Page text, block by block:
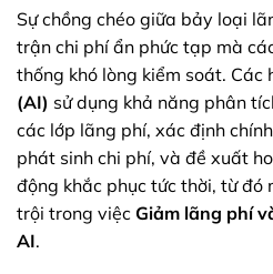
Sự chồng chéo giữa bảy loại
trận chi phí ẩn phức tạp mà
thống khó lòng kiểm soát. Các
(AI) sử dụng khả năng phân
các lớp lãng phí, xác định
phát sinh chi phí, và đề xuất
động khắc phục tức thời, từ đó
trội trong việc Giảm lãng phí
AI.